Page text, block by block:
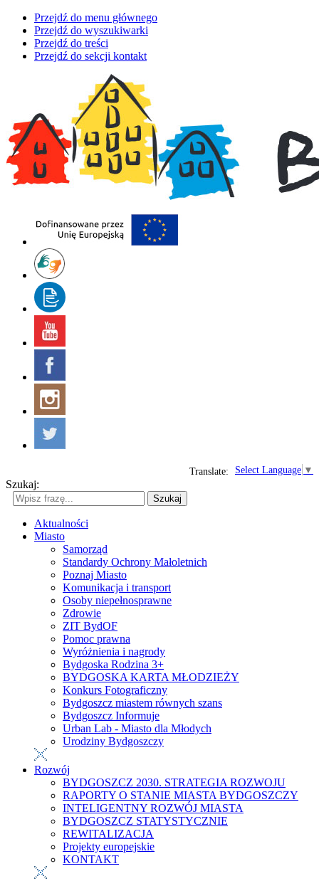
Przejdź do menu głównego
Przejdź do wyszukiwarki
Przejdź do treści
Przejdź do sekcji kontakt
Select Language ▼
Translate:
Szukaj:
Szukaj
Aktualności
Miasto
Samorząd
Standardy Ochrony Małoletnich
Poznaj Miasto
Komunikacja i transport
Osoby niepełnosprawne
Zdrowie
ZIT BydOF
Pomoc prawna
Wyróżnienia i nagrody
Bydgoska Rodzina 3+
BYDGOSKA KARTA MŁODZIEŻY
Konkurs Fotograficzny
Bydgoszcz miastem równych szans
Bydgoszcz Informuje
Urban Lab - Miasto dla Młodych
Urodziny Bydgoszczy
Rozwój
BYDGOSZCZ 2030. STRATEGIA ROZWOJU
RAPORTY O STANIE MIASTA BYDGOSZCZY
INTELIGENTNY ROZWÓJ MIASTA
BYDGOSZCZ STATYSTYCZNIE
REWITALIZACJA
Projekty europejskie
KONTAKT